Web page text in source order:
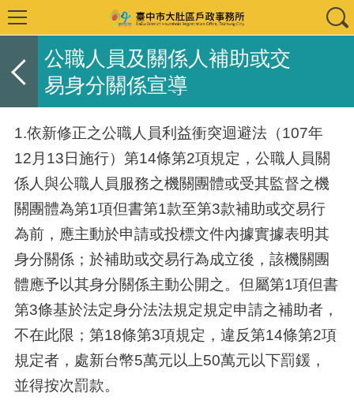
公職人員及關係人補助或交
易身分關係宣導
1.依新修正之公職人員利益衝突迴避法（107年
12月13日施行）第14條第2項規定，公職人員關
係人與公職人員服務之機關團體或受其監督之機
關團體為第1項但書第1款至第3款補助或交易行
為前，應主動於申請或投標文件內據實據表明其
身分關係；於補助或交易行為成立後，該機關團
體應予以其身分關係主動公開之。但屬第1項但書
第3條基於法定身分法法規定規定申請之補助者，
不在此限；第18條第3項規定，違反第14條第2項
規定者，處新台幣5萬元以上50萬元以下罰鍰，
並得按次罰款。